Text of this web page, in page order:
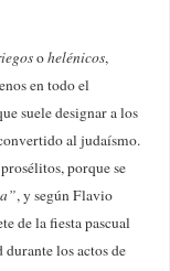
ohelénicos,
en todo el
suele designar a los
al judaísmo.
porque se
, y según Flavio
de la fiesta pascual
durante los actos de